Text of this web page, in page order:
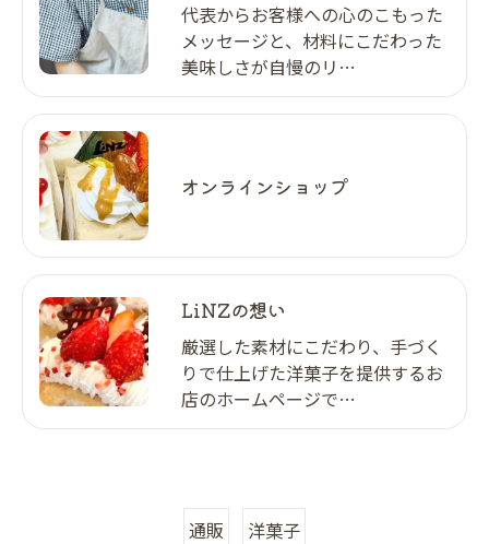
代表からお客様への心のこもった
メッセージと、材料にこだわった
美味しさが自慢のリ…
オンラインショップ
LiNZの想い
厳選した素材にこだわり、手づく
りで仕上げた洋菓子を提供するお
店のホームページで…
通販 洋菓子